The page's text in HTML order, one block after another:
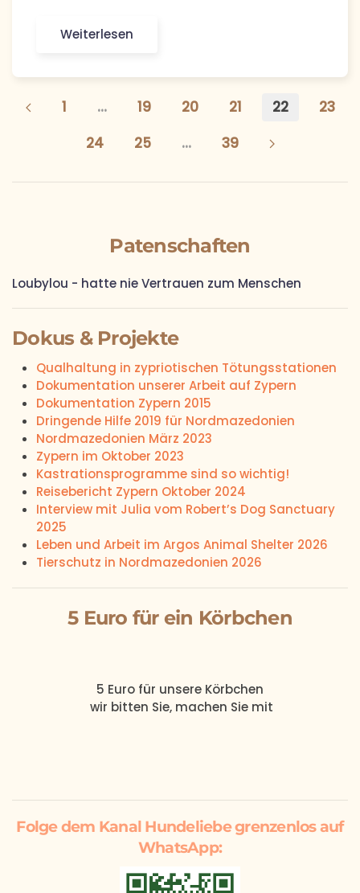
Weiterlesen
1 … 19 20 21 22
23
24
25 … 39
Patenschaften
Loubylou - hatte nie Vertrauen zum Menschen
Dokus & Projekte
Qualhaltung in zypriotischen Tötungsstationen
Dokumentation unserer Arbeit auf Zypern
Dokumentation Zypern 2015
Dringende Hilfe 2019 für Nordmazedonien
Nordmazedonien März 2023
Zypern im Oktober 2023
Kastrationsprogramme sind so wichtig!
Reisebericht Zypern Oktober 2024
Interview mit Julia vom Robert’s Dog Sanctuary
2025
Leben und Arbeit im Argos Animal Shelter 2026
Tierschutz in Nordmazedonien 2026
5 Euro für ein Körbchen
5 Euro für unsere Körbchen
wir bitten Sie, machen Sie mit
Folge dem Kanal Hundeliebe grenzenlos auf
WhatsApp: